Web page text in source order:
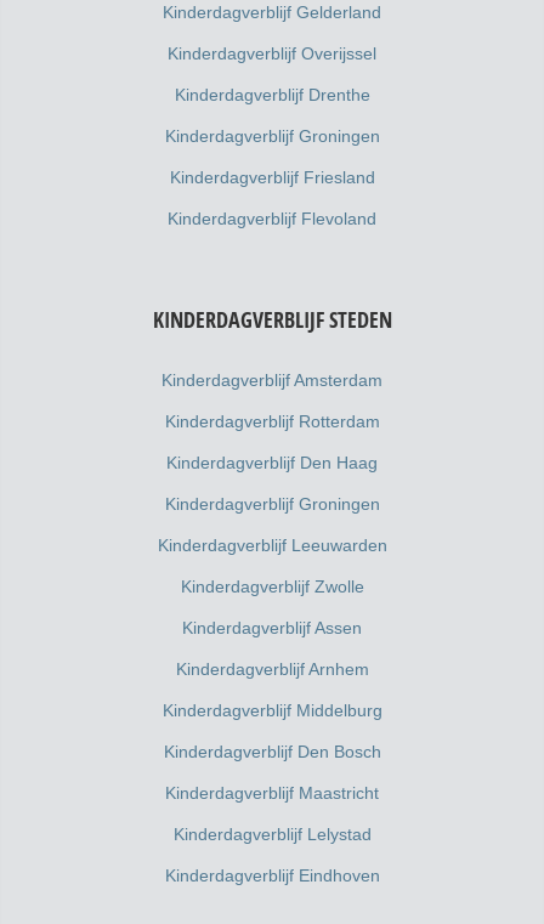
Kinderdagverblijf Gelderland
Kinderdagverblijf Overijssel
Kinderdagverblijf Drenthe
Kinderdagverblijf Groningen
Kinderdagverblijf Friesland
Kinderdagverblijf Flevoland
KINDERDAGVERBLIJF STEDEN
Kinderdagverblijf Amsterdam
Kinderdagverblijf Rotterdam
Kinderdagverblijf Den Haag
Kinderdagverblijf Groningen
Kinderdagverblijf Leeuwarden
Kinderdagverblijf Zwolle
Kinderdagverblijf Assen
Kinderdagverblijf Arnhem
Kinderdagverblijf Middelburg
Kinderdagverblijf Den Bosch
Kinderdagverblijf Maastricht
Kinderdagverblijf Lelystad
Kinderdagverblijf Eindhoven